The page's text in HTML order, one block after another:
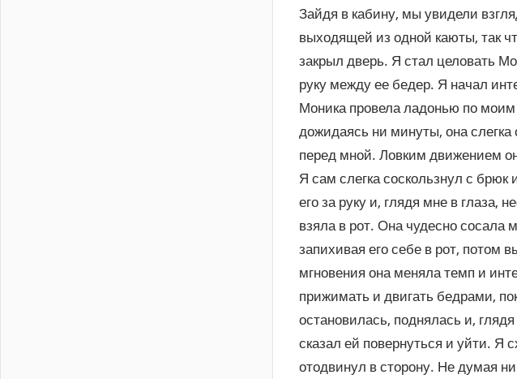
Зайдя в кабину, мы увидели
выходящей из одной каюты, так
закрыл дверь. Я стал целовать
руку между ее бедер. Я начал
Моника провела ладонью по
дожидаясь ни минуты, она
перед мной. Ловким движением
Я сам слегка соскользнул с
его за руку и, глядя мне в глаза,
взяла в рот. Она чудесно сосала
запихивая его себе в рот, потом
мгновения она меняла темп и
прижимать и двигать бедрами,
остановилась, поднялась и,
сказал ей повернуться и уйти. Я
отодвинул в сторону. Не думая